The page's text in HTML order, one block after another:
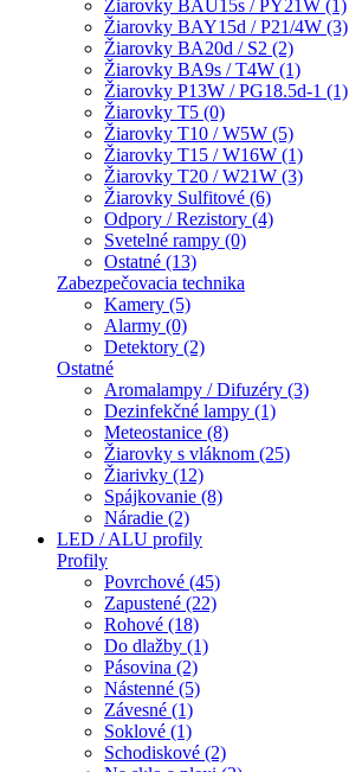
Žiarovky BAU15s / PY21W (1)
Žiarovky BAY15d / P21/4W (3)
Žiarovky BA20d / S2 (2)
Žiarovky BA9s / T4W (1)
Žiarovky P13W / PG18.5d-1 (1)
Žiarovky T5 (0)
Žiarovky T10 / W5W (5)
Žiarovky T15 / W16W (1)
Žiarovky T20 / W21W (3)
Žiarovky Sulfitové (6)
Odpory / Rezistory (4)
Svetelné rampy (0)
Ostatné (13)
Zabezpečovacia technika
Kamery (5)
Alarmy (0)
Detektory (2)
Ostatné
Aromalampy / Difuzéry (3)
Dezinfekčné lampy (1)
Meteostanice (8)
Žiarovky s vláknom (25)
Žiarivky (12)
Spájkovanie (8)
Náradie (2)
LED / ALU profily
Profily
Povrchové (45)
Zapustené (22)
Rohové (18)
Do dlažby (1)
Pásovina (2)
Nástenné (5)
Závesné (1)
Soklové (1)
Schodiskové (2)